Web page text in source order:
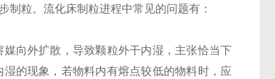
粒。流化床制粒进程中常见的问题有：
向外扩散，导致颗粒外干内湿，主张恰当下
的现象，若物料内有熔点较低的物料时，应